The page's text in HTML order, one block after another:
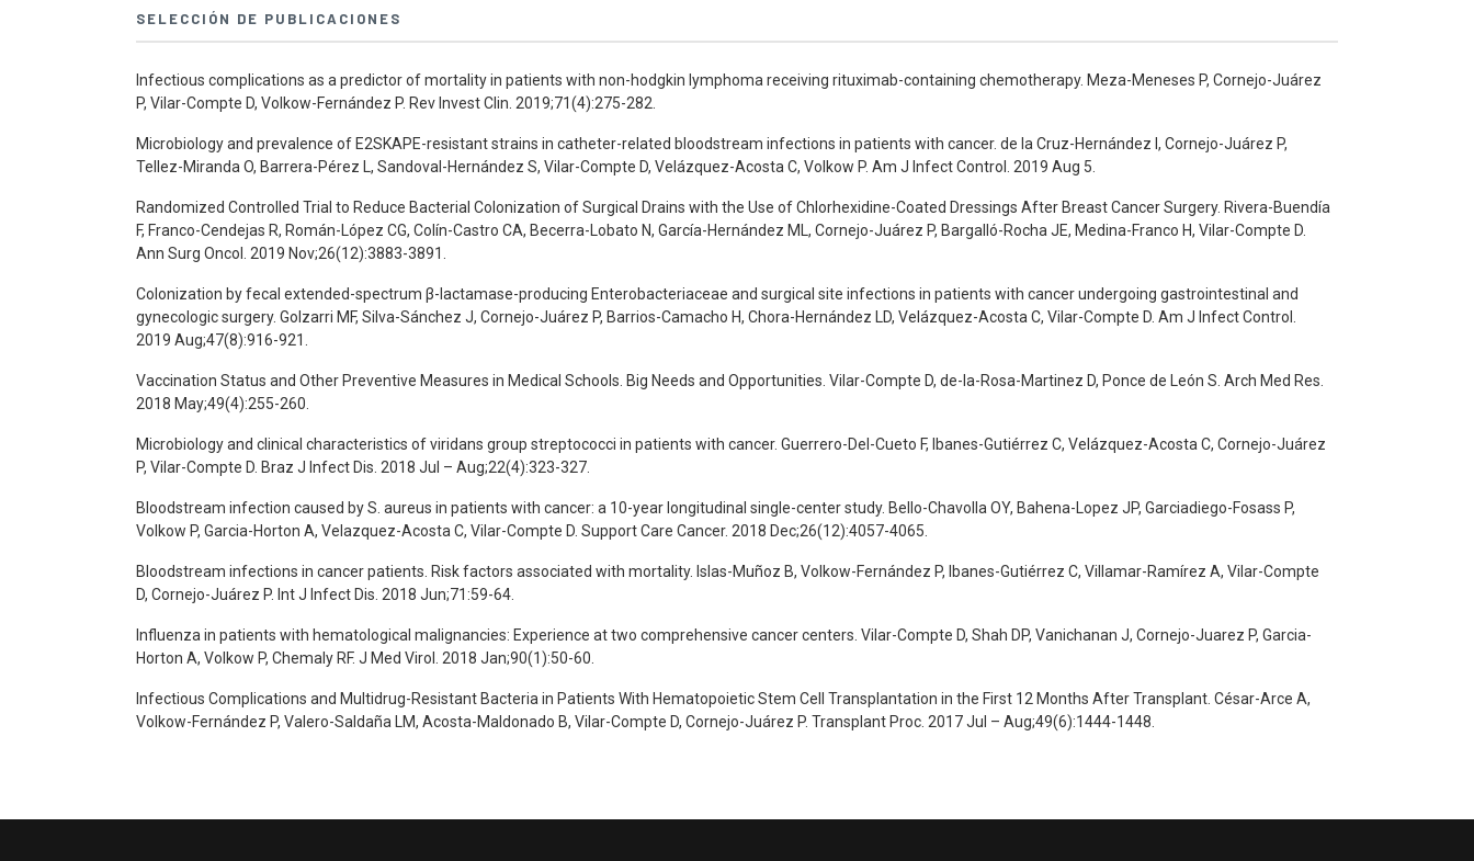
SELECCIÓN DE PUBLICACIONES
Infectious complications as a predictor of mortality in patients with non-hodgkin lymphoma receiving rituximab-containing chemotherapy. Meza-Meneses P, Cornejo-Juárez
P, Vilar-Compte D, Volkow-Fernández P. Rev Invest Clin. 2019;71(4):275-282.
Microbiology and prevalence of E2SKAPE-resistant strains in catheter-related bloodstream infections in patients with cancer. de la Cruz-Hernández I, Cornejo-Juárez P,
Tellez-Miranda O, Barrera-Pérez L, Sandoval-Hernández S, Vilar-Compte D, Velázquez-Acosta C, Volkow P. Am J Infect Control. 2019 Aug 5.
Randomized Controlled Trial to Reduce Bacterial Colonization of Surgical Drains with the Use of Chlorhexidine-Coated Dressings After Breast Cancer Surgery. Rivera-Buendía
F, Franco-Cendejas R, Román-López CG, Colín-Castro CA, Becerra-Lobato N, García-Hernández ML, Cornejo-Juárez P, Bargalló-Rocha JE, Medina-Franco H, Vilar-Compte D.
Ann Surg Oncol. 2019 Nov;26(12):3883-3891.
Colonization by fecal extended-spectrum β-lactamase-producing Enterobacteriaceae and surgical site infections in patients with cancer undergoing gastrointestinal and
gynecologic surgery. Golzarri MF, Silva-Sánchez J, Cornejo-Juárez P, Barrios-Camacho H, Chora-Hernández LD, Velázquez-Acosta C, Vilar-Compte D. Am J Infect Control.
2019 Aug;47(8):916-921.
Vaccination Status and Other Preventive Measures in Medical Schools. Big Needs and Opportunities. Vilar-Compte D, de-la-Rosa-Martinez D, Ponce de León S. Arch Med Res.
2018 May;49(4):255-260.
Microbiology and clinical characteristics of viridans group streptococci in patients with cancer. Guerrero-Del-Cueto F, Ibanes-Gutiérrez C, Velázquez-Acosta C, Cornejo-Juárez
P, Vilar-Compte D. Braz J Infect Dis. 2018 Jul – Aug;22(4):323-327.
Bloodstream infection caused by S. aureus in patients with cancer: a 10-year longitudinal single-center study. Bello-Chavolla OY, Bahena-Lopez JP, Garciadiego-Fosass P,
Volkow P, Garcia-Horton A, Velazquez-Acosta C, Vilar-Compte D. Support Care Cancer. 2018 Dec;26(12):4057-4065.
Bloodstream infections in cancer patients. Risk factors associated with mortality. Islas-Muñoz B, Volkow-Fernández P, Ibanes-Gutiérrez C, Villamar-Ramírez A, Vilar-Compte
D, Cornejo-Juárez P. Int J Infect Dis. 2018 Jun;71:59-64.
Influenza in patients with hematological malignancies: Experience at two comprehensive cancer centers. Vilar-Compte D, Shah DP, Vanichanan J, Cornejo-Juarez P, Garcia-
Horton A, Volkow P, Chemaly RF. J Med Virol. 2018 Jan;90(1):50-60.
Infectious Complications and Multidrug-Resistant Bacteria in Patients With Hematopoietic Stem Cell Transplantation in the First 12 Months After Transplant. César-Arce A,
Volkow-Fernández P, Valero-Saldaña LM, Acosta-Maldonado B, Vilar-Compte D, Cornejo-Juárez P. Transplant Proc. 2017 Jul – Aug;49(6):1444-1448.